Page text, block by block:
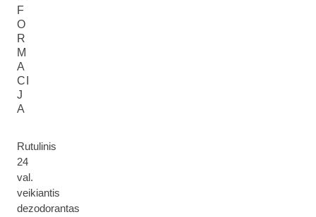
F
O
R
M
A
CI
J
A
Rutulinis
24
val.
veikiantis
dezodorantas